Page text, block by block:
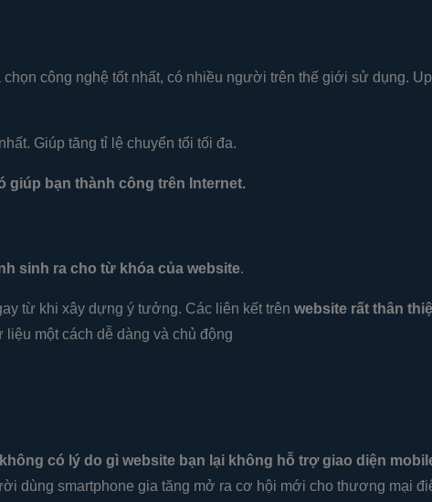
công nghệ tốt nhất, có nhiều người trên thế giới sử dụng.
Giúp tăng tỉ lệ chuyển tổi tối đa.
giúp bạn thành công trên Internet.
sinh ra cho từ khóa của website.
từ khi xây dựng ý tưởng. Các liên kết trên website rất thân
một cách dễ dàng và chủ động
có lý do gì website bạn lại không hỗ trợ giao diện
dùng smartphone gia tăng mở ra cơ hội mới cho thương mại